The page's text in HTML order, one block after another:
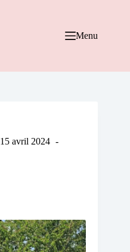
Menu
15 avril 2024